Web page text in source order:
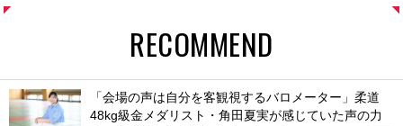
RECOMMEND
「会場の声は自分を客観視するバロメーター」柔道
48kg級金メダリスト・角田夏実が感じていた声の力